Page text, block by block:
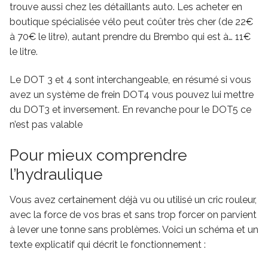
trouve aussi chez les détaillants auto. Les acheter en
boutique spécialisée vélo peut coûter très cher (de 22€
à 70€ le litre), autant prendre du Brembo qui est à… 11€
le litre.
Le DOT 3 et 4 sont interchangeable, en résumé si vous
avez un système de frein DOT4 vous pouvez lui mettre
du DOT3 et inversement. En revanche pour le DOT5 ce
n’est pas valable
Pour mieux comprendre
l’hydraulique
Vous avez certainement déjà vu ou utilisé un cric rouleur,
avec la force de vos bras et sans trop forcer on parvient
à lever une tonne sans problèmes. Voici un schéma et un
texte explicatif qui décrit le fonctionnement :